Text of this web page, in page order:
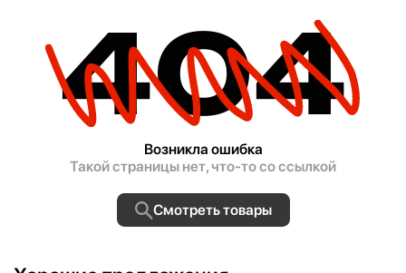
404
Возникла ошибка
Такой страницы нет, что-то со ссылкой
Смотреть товары